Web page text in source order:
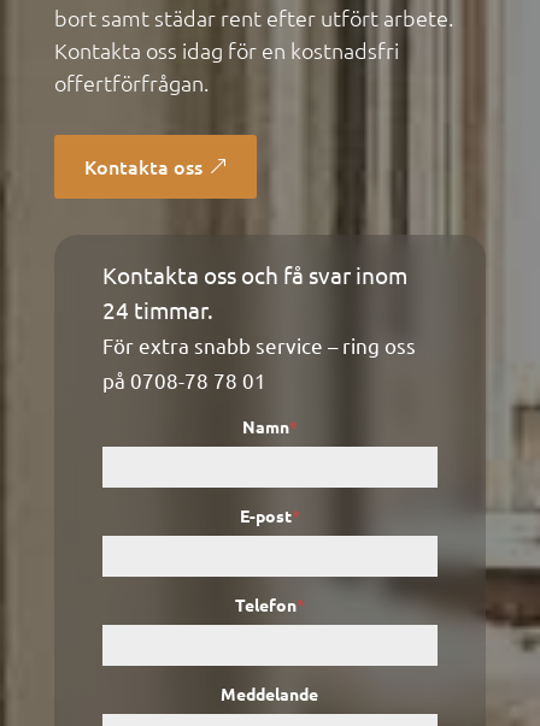
bort samt städar rent efter utfört arbete.
Kontakta oss idag för en kostnadsfri
offertförfrågan.
Kontakta oss
Kontaktformulär
Kontakta oss och få svar inom
24 timmar.
För extra snabb service – ring oss
på 0708-78 78 01
Namn*
E-post*
Telefon*
Meddelande